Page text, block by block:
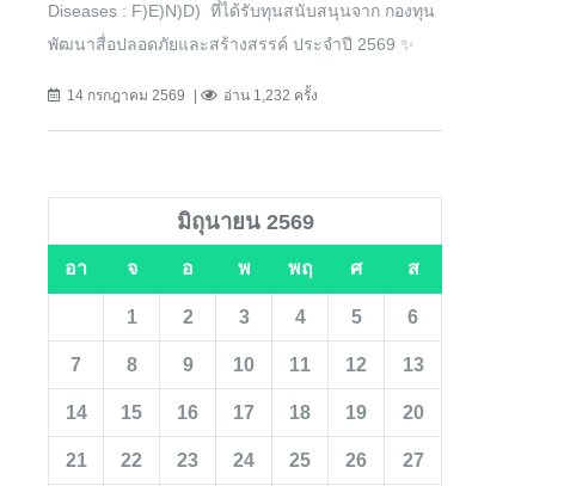
Diseases : F)E)N)D) ที่ได้รับทุนสนับสนุนจาก กองทุน
พัฒนาสื่อปลอดภัยและสร้างสรรค์ ประจำปี 2569 ✨
14 กรกฎาคม 2569 อ่าน 1,232 ครั้ง
มิถุนายน 2569
อา จ อ พ พฤ ศ ส
1 2 3 4 5 6
7 8 9 10 11 12 13
14 15 16 17 18 19 20
21 22 23 24 25 26 27